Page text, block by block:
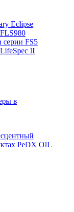
Eclipse
серии FS5
II
в
PeDX OIL